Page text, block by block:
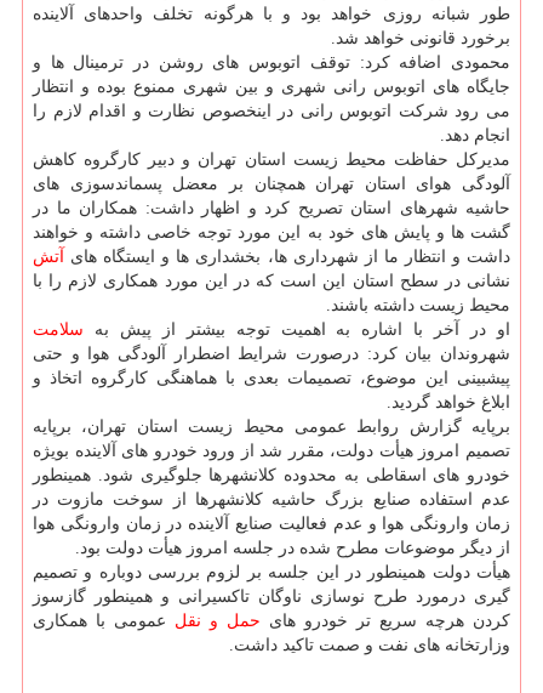
طور شبانه روزی خواهد بود و با هرگونه تخلف واحدهای آلاینده
برخورد قانونی خواهد شد.
محمودی اضافه كرد: توقف اتوبوس های روشن در ترمینال ها و
جایگاه های اتوبوس رانی شهری و بین شهری ممنوع بوده و انتظار
می رود شركت اتوبوس رانی در اینخصوص نظارت و اقدام لازم را
انجام دهد.
مدیركل حفاظت محیط زیست استان تهران و دبیر كارگروه كاهش
آلودگی هوای استان تهران همچنان بر معضل پسماندسوزی های
حاشیه شهرهای استان تصریح كرد و اظهار داشت: همكاران ما در
گشت ها و پایش های خود به این مورد توجه خاصی داشته و خواهند
داشت و انتظار ما از شهرداری ها، بخشداری ها و ایستگاه های آتش
نشانی در سطح استان این است كه در این مورد همكاری لازم را با
محیط زیست داشته باشند.
او در آخر با اشاره به اهمیت توجه بیشتر از پیش به سلامت
شهروندان بیان كرد: درصورت شرایط اضطرار آلودگی هوا و حتی
پیشبینی این موضوع، تصمیمات بعدی با هماهنگی كارگروه اتخاذ و
ابلاغ خواهد گردید.
برپایه گزارش روابط عمومی محیط زیست استان تهران، برپایه
تصمیم امروز هیأت دولت، مقرر شد از ورود خودرو های آلاینده بویژه
خودرو های اسقاطی به محدوده كلانشهرها جلوگیری شود. همینطور
عدم استفاده صنایع بزرگ حاشیه كلانشهرها از سوخت مازوت در
زمان وارونگی هوا و عدم فعالیت صنایع آلاینده در زمان وارونگی هوا
از دیگر موضوعات مطرح شده در جلسه امروز هیأت دولت بود.
هیأت دولت همینطور در این جلسه بر لزوم بررسی دوباره و تصمیم
گیری درمورد طرح نوسازی ناوگان تاكسیرانی و همینطور گازسوز
كردن هرچه سریع تر خودرو های حمل و نقل عمومی با همكاری
وزارتخانه های نفت و صمت تاكید داشت.